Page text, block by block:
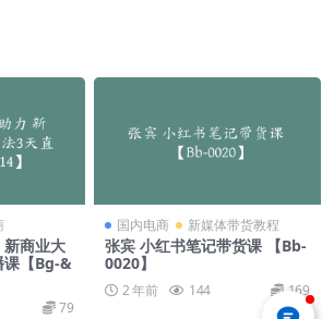
商业大
课【Bg-&
79
国内电商 新媒体带货教程
张宾 小红书笔记带货课 【Bb-
0020】
2 年前 144 169